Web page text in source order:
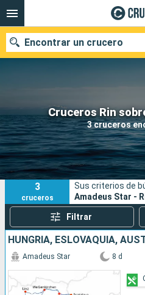
Cruceros Rin
3 cruceros
Encontrar un crucero
Nuestros destinos
Fecha de salida
Puertos
3
cruceros
Sus criterios de
Amadeus Star -
Filtrar
HUNGRÍA, ESLOVAQUIA,
Amadeus Star 8 d